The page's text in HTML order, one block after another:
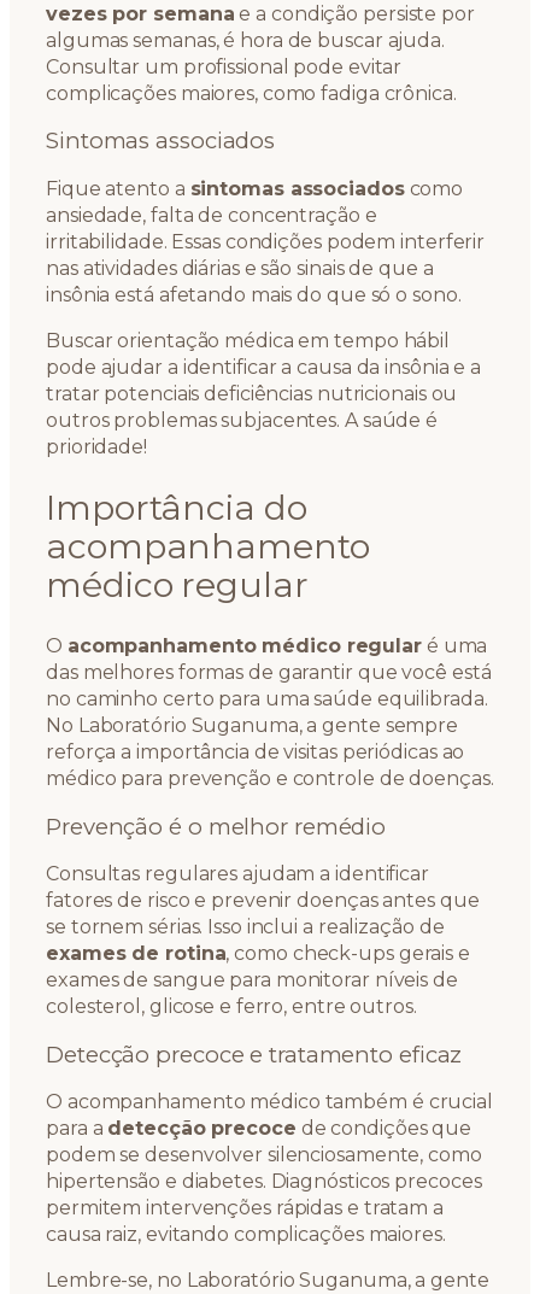
vezes por semana e a condição persiste por
algumas semanas, é hora de buscar ajuda.
Consultar um profissional pode evitar
complicações maiores, como fadiga crônica.
Sintomas associados
Fique atento a sintomas associadoscomo
ansiedade, falta de concentração e
irritabilidade. Essas condições podem interferir
nas atividades diárias e são sinais de que a
insônia está afetando mais do que só o sono.
Buscar orientação médica em tempo hábil
pode ajudar a identificar a causa da insônia e a
tratar potenciais deficiências nutricionais ou
outros problemas subjacentes. A saúde é
prioridade!
Importância do
acompanhamento
médico regular
O acompanhamento médico regularé uma
das melhores formas de garantir que você está
no caminho certo para uma saúde equilibrada.
No Laboratório Suganuma, a gente sempre
reforça a importância de visitas periódicas ao
médico para prevenção e controle de doenças.
Prevenção é o melhor remédio
Consultas regulares ajudam a identificar
fatores de risco e prevenir doenças antes que
se tornem sérias. Isso inclui a realização de
exames de rotina, como check-ups gerais e
exames de sangue para monitorar níveis de
colesterol, glicose e ferro, entre outros.
Detecção precoce e tratamento eficaz
O acompanhamento médico também é crucial
para a detecção precoce de condições que
podem se desenvolver silenciosamente, como
hipertensão e diabetes. Diagnósticos precoces
permitem intervenções rápidas e tratam a
causa raiz, evitando complicações maiores.
Lembre-se, no Laboratório Suganuma, a gente